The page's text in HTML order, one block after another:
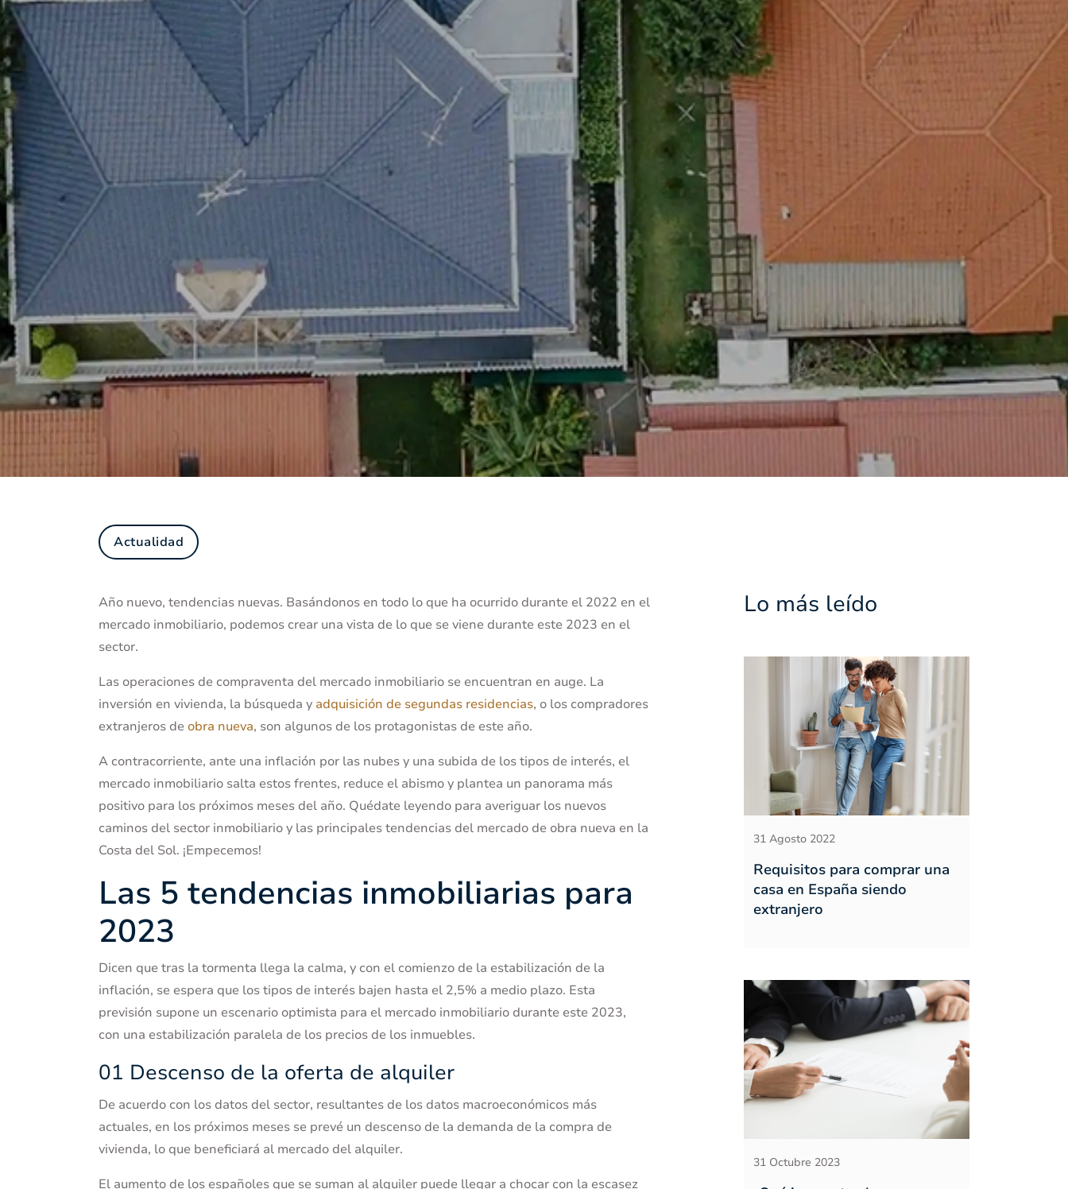
Actualidad
Año nuevo, tendencias nuevas. Basándonos en todo lo que ha ocurrido durante el 2022 en el
mercado inmobiliario, podemos crear una vista de lo que se viene durante este 2023 en el
sector.
Las operaciones de compraventa del mercado inmobiliario se encuentran en auge. La
inversión en vivienda, la búsqueda y adquisición de segundas residencias, o los compradores
extranjeros de obra nueva, son algunos de los protagonistas de este año.
A contracorriente, ante una inflación por las nubes y una subida de los tipos de interés, el
mercado inmobiliario salta estos frentes, reduce el abismo y plantea un panorama más
positivo para los próximos meses del año. Quédate leyendo para averiguar los nuevos
caminos del sector inmobiliario y las principales tendencias del mercado de obra nueva en la
Costa del Sol. ¡Empecemos!
Las 5 tendencias inmobiliarias para
2023
Dicen que tras la tormenta llega la calma, y con el comienzo de la estabilización de la
inflación, se espera que los tipos de interés bajen hasta el 2,5% a medio plazo. Esta
previsión supone un escenario optimista para el mercado inmobiliario durante este 2023,
con una estabilización paralela de los precios de los inmuebles.
01 Descenso de la oferta de alquiler
De acuerdo con los datos del sector, resultantes de los datos macroeconómicos más
actuales, en los próximos meses se prevé un descenso de la demanda de la compra de
vivienda, lo que beneficiará al mercado del alquiler.
El aumento de los españoles que se suman al alquiler puede llegar a chocar con la escasez
Lo más leído
31 Agosto 2022
Requisitos para comprar una
casa en España siendo
extranjero
31 Octubre 2023